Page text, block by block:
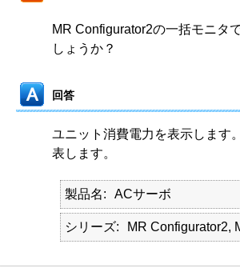
MR Configurator2の一括モニタ
しょうか？
回答
ユニット消費電力を表示します
表します。
製品名 ACサーボ
シリーズ MR Configurator2,